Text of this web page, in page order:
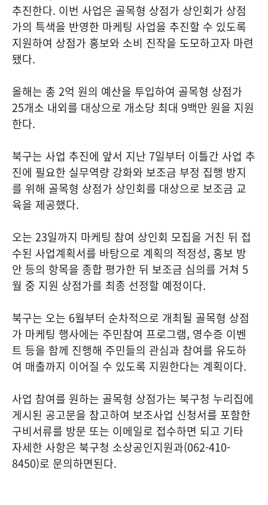
추진한다. 이번 사업은 골목형 상점가 상인회가 상점
가의 특색을 반영한 마케팅 사업을 추진할 수 있도록
지원하여 상점가 홍보와 소비 진작을 도모하고자 마련
됐다.
올해는 총 2억 원의 예산을 투입하여 골목형 상점가
25개소 내외를 대상으로 개소당 최대 9백만 원을 지원
한다.
북구는 사업 추진에 앞서 지난 7일부터 이틀간 사업 추
진에 필요한 실무역량 강화와 보조금 부정 집행 방지
를 위해 골목형 상점가 상인회를 대상으로 보조금 교
육을 제공했다.
오는 23일까지 마케팅 참여 상인회 모집을 거친 뒤 접
수된 사업계획서를 바탕으로 계획의 적정성, 홍보 방
안 등의 항목을 종합 평가한 뒤 보조금 심의를 거쳐 5
월 중 지원 상점가를 최종 선정할 예정이다.
북구는 오는 6월부터 순차적으로 개최될 골목형 상점
가 마케팅 행사에는 주민참여 프로그램, 영수증 이벤
트 등을 함께 진행해 주민들의 관심과 참여를 유도하
여 매출까지 이어질 수 있도록 지원한다는 계획이다.
사업 참여를 원하는 골목형 상점가는 북구청 누리집에
게시된 공고문을 참고하여 보조사업 신청서를 포함한
구비서류를 방문 또는 이메일로 접수하면 되고 기타
자세한 사항은 북구청 소상공인지원과(062-410-
8450)로 문의하면된다.